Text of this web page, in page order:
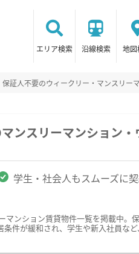
エリア検索 沿線検索 地
保証人不要のウィークリー・マンスリー
ンスリーマンション
学生・社会人もスムーズに
ンション賃貸物件一覧を掲載中
件が緩和され、学生や新入社員